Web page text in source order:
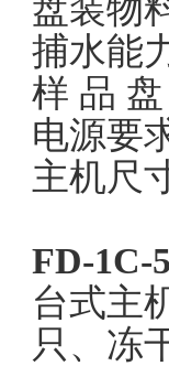
盘装物
捕水能
样 品
电源要
主机尺
FD-1C-
台式主
只、冻